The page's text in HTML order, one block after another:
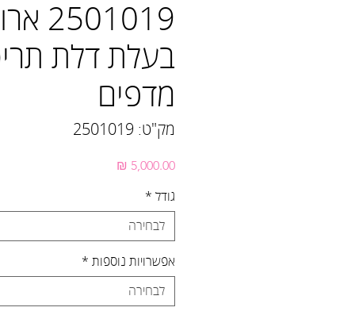
בעלת דלת
מדפים
מק"ט: 2501019
גודל *
לבחירה
אפשרויות נוספות *
לבחירה